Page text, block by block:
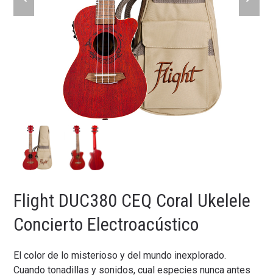
slide
slide
Flight DUC380 CEQ Coral Ukelele
Concierto Electroacústico
El color de lo misterioso y del mundo inexplorado.
Cuando tonadillas y sonidos, cual especies nunca antes